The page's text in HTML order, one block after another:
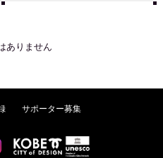
ありません
サポーター募集